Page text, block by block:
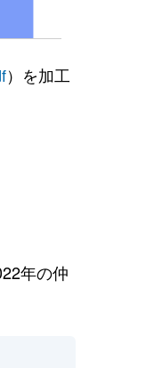
）を加工
年の仲